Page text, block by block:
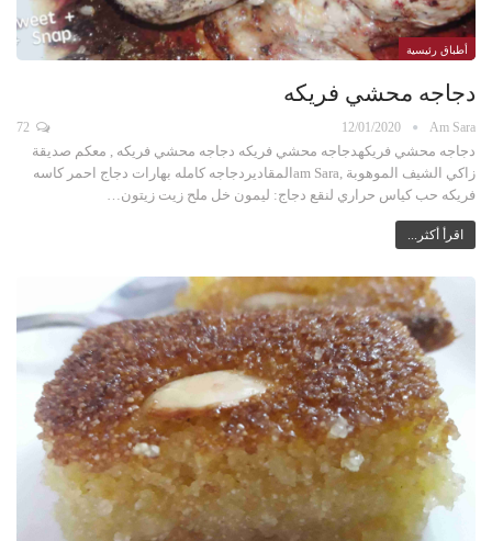
أطباق رئيسية
دجاجه محشي فريكه
Am Sara
12/01/2020
دجاجه محشي فريكهدجاجه محشي فريكه دجاجه محشي فريكه , معكم صديقة
زاكي الشيف الموهوبة ,am Saraالمقاديردجاجه كامله بهارات دجاج احمر كاسه
فريكه حب كياس حراري لنقع دجاج: ليمون خل ملح زيت زيتون…
اقرأ أكثر...